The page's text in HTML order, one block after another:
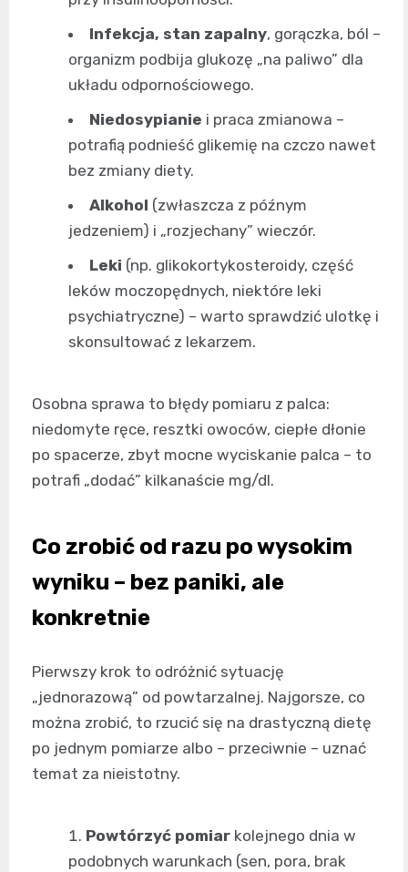
Infekcja, stan zapalny, gorączka, ból –
organizm podbija glukozę „na paliwo” dla
układu odpornościowego.
Niedosypianie i praca zmianowa –
potrafią podnieść glikemię na czczo nawet
bez zmiany diety.
Alkohol (zwłaszcza z późnym
jedzeniem) i „rozjechany” wieczór.
Leki (np. glikokortykosteroidy, część
leków moczopędnych, niektóre leki
psychiatryczne) – warto sprawdzić ulotkę i
skonsultować z lekarzem.
Osobna sprawa to błędy pomiaru z palca:
niedomyte ręce, resztki owoców, ciepłe dłonie
po spacerze, zbyt mocne wyciskanie palca – to
potrafi „dodać” kilkanaście mg/dl.
Co zrobić od razu po wysokim
wyniku – bez paniki, ale
konkretnie
Pierwszy krok to odróżnić sytuację
„jednorazową” od powtarzalnej. Najgorsze, co
można zrobić, to rzucić się na drastyczną dietę
po jednym pomiarze albo – przeciwnie – uznać
temat za nieistotny.
Powtórzyć pomiar kolejnego dnia w
podobnych warunkach (sen, pora, brak